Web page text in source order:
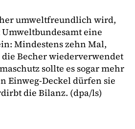
umweltfreundlich wird,
eine
Mindestens zehn Mal,
die Becher wiederverwendet
sollte es sogar mehr
Einweg-Deckel dürfen sie
die Bilanz. (dpa/ls)